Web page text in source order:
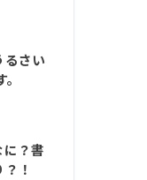
るさい
？書
！